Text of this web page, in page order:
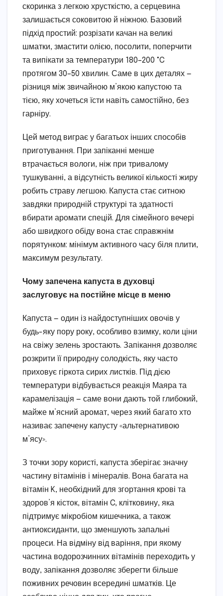
скоринка з легкою хрусткістю, а серцевина
залишається соковитою й ніжною. Базовий
підхід простий: розрізати качан на великі
шматки, змастити олією, посолити, поперчити
та випікати за температури 180–200 °C
протягом 30–50 хвилин. Саме в цих деталях —
різниця між звичайною м’якою капустою та
тією, яку хочеться їсти навіть самостійно, без
гарніру.
Цей метод виграє у багатьох інших способів
приготування. При запіканні менше
втрачається вологи, ніж при тривалому
тушкуванні, а відсутність великої кількості жиру
робить страву легшою. Капуста стає ситною
завдяки природній структурі та здатності
вбирати аромати спецій. Для сімейного вечері
або швидкого обіду вона стає справжнім
порятунком: мінімум активного часу біля плити,
максимум результату.
Чому запечена капуста в духовці
заслуговує на постійне місце в меню
Капуста — один із найдоступніших овочів у
будь-яку пору року, особливо взимку, коли ціни
на свіжу зелень зростають. Запікання дозволяє
розкрити її природну солодкість, яку часто
приховує гіркота сирих листків. Під дією
температури відбувається реакція Маяра та
карамелізація — саме вони дають той глибокий,
майже м’ясний аромат, через який багато хто
називає запечену капусту «альтернативою
м’ясу».
З точки зору користі, капуста зберігає значну
частину вітамінів і мінералів. Вона багата на
вітамін K, необхідний для згортання крові та
здоров’я кісток, вітамін C, клітковину, яка
підтримує мікробіом кишечника, а також
антиоксиданти, що зменшують запальні
процеси. На відміну від варіння, при якому
частина водорозчинних вітамінів переходить у
воду, запікання дозволяє зберегти більше
поживних речовин всередині шматків. Це